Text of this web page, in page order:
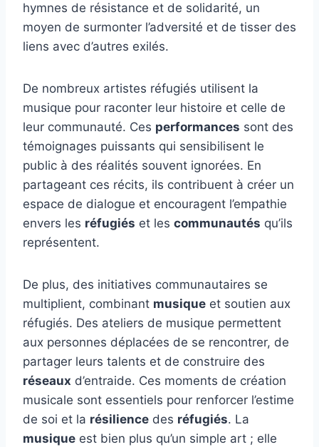
hymnes de résistance et de solidarité, un
moyen de surmonter l’adversité et de tisser des
liens avec d’autres exilés.
De nombreux artistes réfugiés utilisent la
musique pour raconter leur histoire et celle de
leur communauté. Ces performances sont des
témoignages puissants qui sensibilisent le
public à des réalités souvent ignorées. En
partageant ces récits, ils contribuent à créer un
espace de dialogue et encouragent l’empathie
envers les réfugiés et les communautés qu’ils
représentent.
De plus, des initiatives communautaires se
multiplient, combinant musique et soutien aux
réfugiés. Des ateliers de musique permettent
aux personnes déplacées de se rencontrer, de
partager leurs talents et de construire des
réseaux d’entraide. Ces moments de création
musicale sont essentiels pour renforcer l’estime
de soi et la résilience des réfugiés. La
musique est bien plus qu’un simple art ; elle